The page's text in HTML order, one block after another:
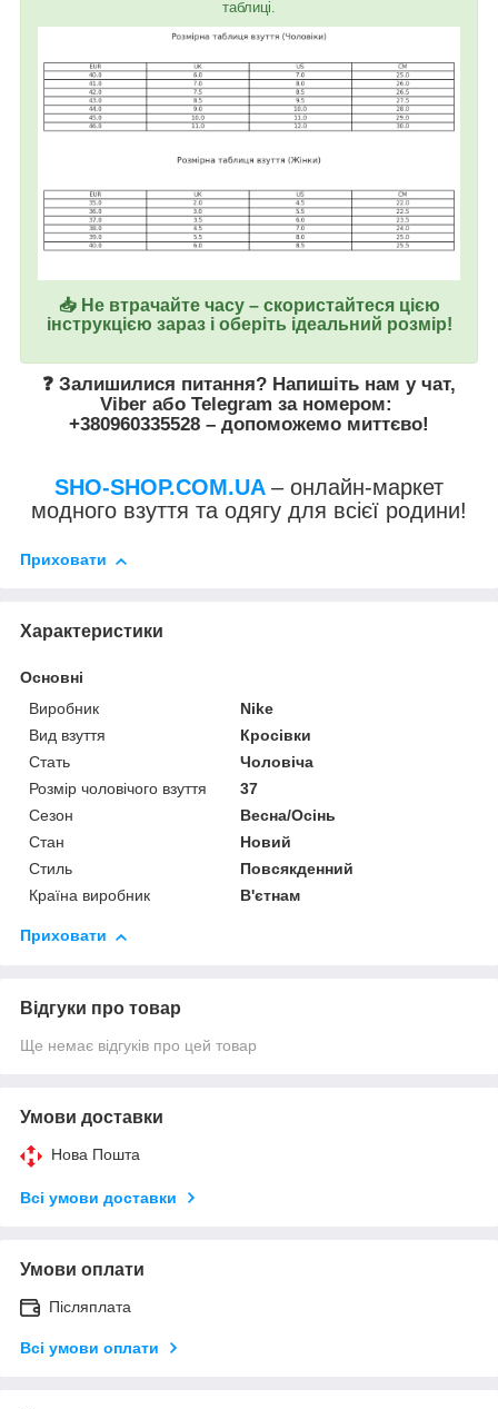
таблиці.
📥 Не втрачайте часу – скористайтеся цією
інструкцією зараз і оберіть ідеальний розмір!
❓ Залишилися питання? Напишіть нам у чат,
Viber або Telegram за номером:
+380960335528 – допоможемо миттєво!
SHO-SHOP.COM.UA – онлайн-маркет
модного взуття та одягу для всієї родини!
Приховати
Характеристики
Основні
Виробник
Nike
Вид взуття
Кросівки
Стать
Чоловіча
Розмір чоловічого взуття
37
Сезон
Весна/Осінь
Стан
Новий
Стиль
Повсякденний
Країна виробник
В'єтнам
Приховати
Відгуки про товар
Ще немає відгуків про цей товар
Умови доставки
Нова Пошта
Всі умови доставки
Умови оплати
Післяплата
Всі умови оплати